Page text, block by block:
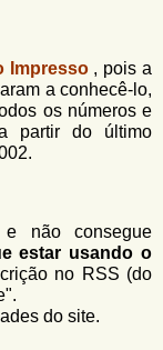
Impresso , pois a
a conhecê-lo,
os números e
partir do último
não consegue
estar usando o
no RSS (do
do site.